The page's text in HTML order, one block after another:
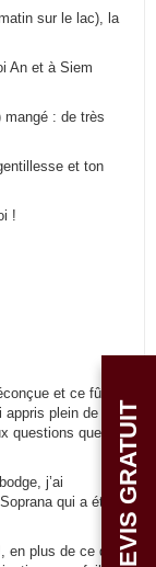
sur le lac), la
An et à Siem
: de très
et ton
!
et ce fût
appris plein de
questions que je
j’ai
qui a été
en plus de ce queDEVIS GRATUIT